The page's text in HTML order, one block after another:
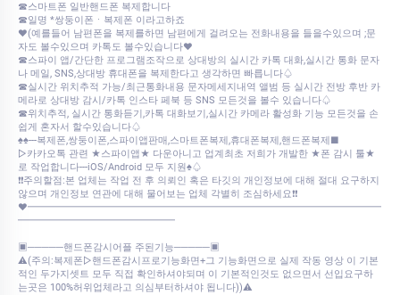
☎스마트폰 일반핸드폰 복제합니다
☎일명 *쌍둥이폰ㆍ복제폰 이라고하죠
♥(예를들어 남편폰을 복제를하면 남편에게 걸려오는 전화내용을 들을수있으며 ;문
자도 볼수있으며 카톡도 볼수있습니다♥
☎스파이 앱/간단한 프로그램조작으로 상대방의 실시간 카톡 대화,실시간 통화 문자
나 메일, SNS,상대방 휴대폰을 복제한다고 생각하면 빠릅니다♤
☎실시간 위치추적 가능/최근통화내용 문자메세지내역 앨범 등 실시간 전방 후반 카
메라로 상대방 감시/카톡 인스타 페북 등 SNS 모든것을 볼수 있습니다♤
☎위치추적, 실시간 통화듣기,카톡 대화보기,실시간 카메라 활성화 기능 모든것을 손
쉽게 혼자서 할수있습니다♤
♠♠---복제폰,쌍둥이폰,스파이앱판매,스마트폰복제,휴대폰복제,핸드폰복제■
▷카카오톡 관련 ★스파이앱★ 다운아니고 업계최초 저희가 개발한 ★폰 감시 툴★
로 작업합니다---iOS/Android 모두 지원♠♤
❗❗주의할점:본 업체는 작업 전 후 의뢰인 혹은 타깃의 개인정보에 대해 절대 요구하지
않으며 개인정보 연관에 대해 물어보는 업체 각별히 조심하세요❗❗
♥━━━━━━━━━━━━━━━━━━━━━━━━━━━━━━━━━━━━
━━━━━━━━━━━━━━━━
▣─────핸드폰감시어플 주된기능─────▣
⚠️(주의:복제폰▷핸드폰감시프로기능화면+그 기능화면으로 실제 작동 영상 이 기본
적인 두가지셋트 모두 직접 확인하셔야되며 이 기본적인것도 없으면서 선입요구하
는곳은 100%허위업체라고 의심부터하셔야 됩니다))⚠️